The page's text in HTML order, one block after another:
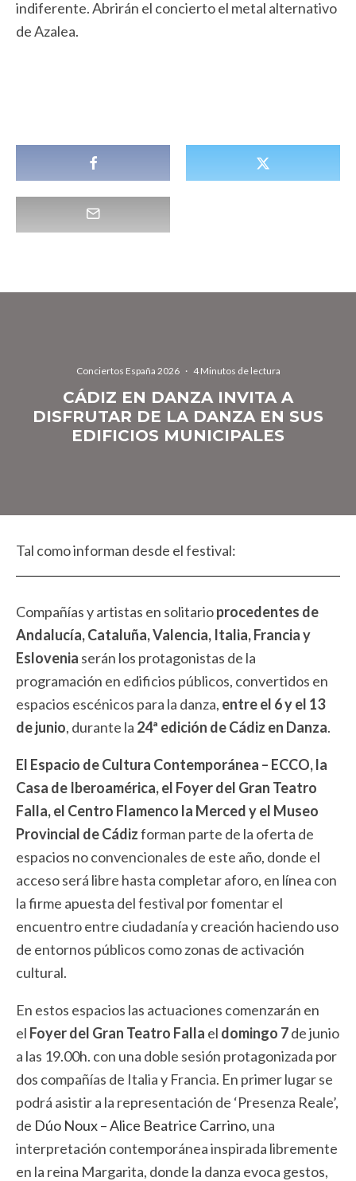
indiferente. Abrirán el concierto el metal alternativo
de Azalea.
Conciertos España 2026 · 4 Minutos de lectura
CÁDIZ EN DANZA INVITA A
DISFRUTAR DE LA DANZA EN SUS
EDIFICIOS MUNICIPALES
Tal como informan desde el festival:
Compañías y artistas en solitarioprocedentes de
Andalucía, Cataluña, Valencia, Italia, Francia y
Eslovenia serán los protagonistas de la
programación en edificios públicos, convertidos en
espacios escénicos para la danza, entre el 6 y el 13
de junio, durante la 24ª edición de Cádiz en Danza.
El Espacio de Cultura Contemporánea – ECCO, la
Casa de Iberoamérica, el Foyer del Gran Teatro
Falla, el Centro Flamenco la Merced y el Museo
Provincial de Cádizforman parte de la oferta de
espacios no convencionales de este año, donde el
acceso será libre hasta completar aforo, en línea con
la firme apuesta del festival por fomentar el
encuentro entre ciudadanía y creación haciendo uso
de entornos públicos como zonas de activación
cultural.
En estos espacios las actuaciones comenzarán en
el Foyer del Gran Teatro Falla el domingo 7de junio
a las 19.00h. con una doble sesión protagonizada por
dos compañías de Italia y Francia. En primer lugar se
podrá asistir a la representación de ‘Presenza Reale’,
de Dúo Noux – Alice Beatrice Carrino, una
interpretación contemporánea inspirada libremente
en la reina Margarita, donde la danza evoca gestos,